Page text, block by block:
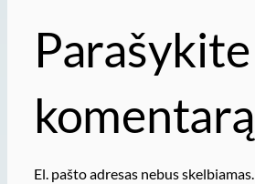
Parašykite
komentarą
El. pašto adresas nebus skelbiamas.